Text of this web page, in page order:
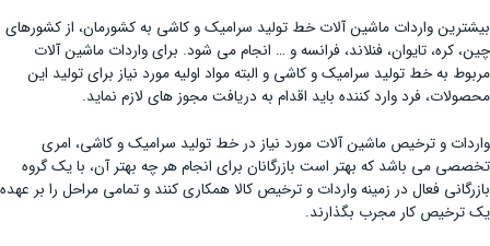
بیشترین واردات ماشین آلات خط تولید سرامیک و کاشی به کشورمان، از کشورهای
چین، کره، تایوان، فنلاند، فرانسه و … انجام می شود. برای واردات ماشین آلات
مربوط به خط تولید سرامیک و کاشی و البته مواد اولیه مورد نیاز برای تولید این
محصولات، فرد وارد کننده باید اقدام به دریافت مجوز های لازم نماید.
واردات و ترخیص ماشین آلات مورد نیاز در خط تولید سرامیک و کاشی، امری
تخصصی می باشد که بهتر است بازرگانان برای انجام هر چه بهتر آن، با یک گروه
بازرگانی فعال در زمینه واردات و ترخیص کالا همکاری کنند و تمامی مراحل را بر عهده
یک ترخیص کار مجرب بگذارند.